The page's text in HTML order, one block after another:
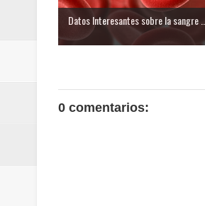
Datos Interesantes sobre la sangre ...
0 comentarios: